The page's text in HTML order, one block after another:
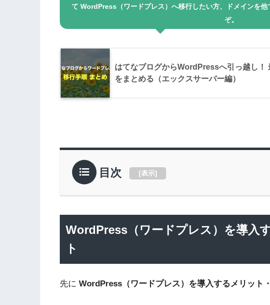
て WordPress（ワードプレス）へ移行したい方、ドメインを他
ぞ。
はてなブログからWordPressへ引っ越し！
をまとめる（エックスサーバー編）
目次 [表示]
WordPress（ワードプレス）を導入
ト
先に WordPress（ワードプレス）を導入するメリット